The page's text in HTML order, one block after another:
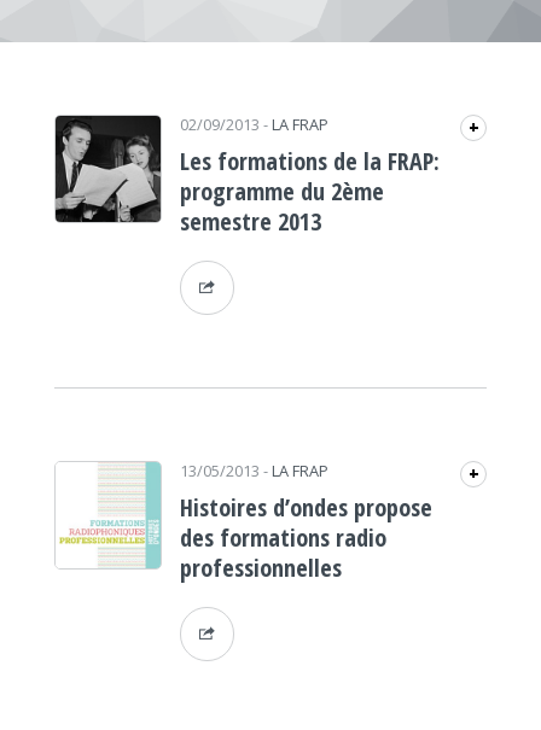
02/09/2013- LA FRAP +
Les formations de la FRAP:
programme du 2ème
semestre 2013
13/05/2013- LA FRAP +
Histoires d’ondes propose
des formations radio
professionnelles